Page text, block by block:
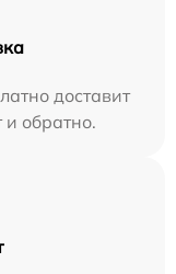
доставит
и обратно.